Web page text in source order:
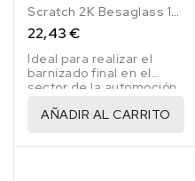
Scratch 2K Besaglass 1
Lt
22,43 €
Ideal para realizar el
barnizado final en el
sector de la automoción.
AÑADIR AL CARRITO